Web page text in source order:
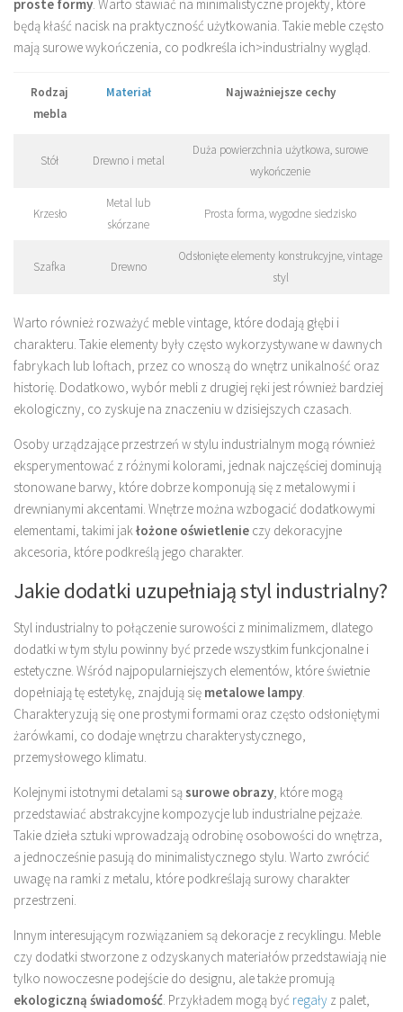
proste formy. Warto stawiać na minimalistyczne projekty, które
będą kłaść nacisk na praktyczność użytkowania. Takie meble często
mają surowe wykończenia, co podkreśla ich>industrialny wygląd.
Rodzaj
mebla
Materiał Najważniejsze cechy
Stół Drewno i metal
Duża powierzchnia użytkowa, surowe
wykończenie
Krzesło
Metal lub
skórzane
Prosta forma, wygodne siedzisko
Szafka Drewno
Odsłonięte elementy konstrukcyjne, vintage
styl
Warto również rozważyć meble vintage, które dodają głębi i
charakteru. Takie elementy były często wykorzystywane w dawnych
fabrykach lub loftach, przez co wnoszą do wnętrz unikalność oraz
historię. Dodatkowo, wybór mebli z drugiej ręki jest również bardziej
ekologiczny, co zyskuje na znaczeniu w dzisiejszych czasach.
Osoby urządzające przestrzeń w stylu industrialnym mogą również
eksperymentować z różnymi kolorami, jednak najczęściej dominują
stonowane barwy, które dobrze komponują się z metalowymi i
drewnianymi akcentami. Wnętrze można wzbogacić dodatkowymi
elementami, takimi jakłożone oświetlenie czy dekoracyjne
akcesoria, które podkreślą jego charakter.
Jakie dodatki uzupełniają styl industrialny?
Styl industrialny to połączenie surowości z minimalizmem, dlatego
dodatki w tym stylu powinny być przede wszystkim funkcjonalne i
estetyczne. Wśród najpopularniejszych elementów, które świetnie
dopełniają tę estetykę, znajdują się metalowe lampy.
Charakteryzują się one prostymi formami oraz często odsłoniętymi
żarówkami, co dodaje wnętrzu charakterystycznego,
przemysłowego klimatu.
Kolejnymi istotnymi detalami sąsurowe obrazy, które mogą
przedstawiać abstrakcyjne kompozycje lub industrialne pejzaże.
Takie dzieła sztuki wprowadzają odrobinę osobowości do wnętrza,
a jednocześnie pasują do minimalistycznego stylu. Warto zwrócić
uwagę na ramki z metalu, które podkreślają surowy charakter
przestrzeni.
Innym interesującym rozwiązaniem są dekoracje z recyklingu. Meble
czy dodatki stworzone z odzyskanych materiałów przedstawiają nie
tylko nowoczesne podejście do designu, ale także promują
ekologiczną świadomość. Przykładem mogą być regały z palet,